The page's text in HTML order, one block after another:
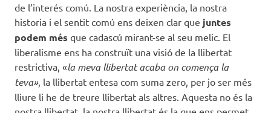
de l’interés comú. La nostra experiència, la nostra
historia i el sentit comú ens deixen clar que juntes
podem més que cadascú mirant-se al seu melic. El
liberalisme ens ha construït una visió de la llibertat
restrictiva, «la meva llibertat acaba on comença la
teva», la llibertat entesa com suma zero, per jo ser més
lliure li he de treure llibertat als altres. Aquesta no és la